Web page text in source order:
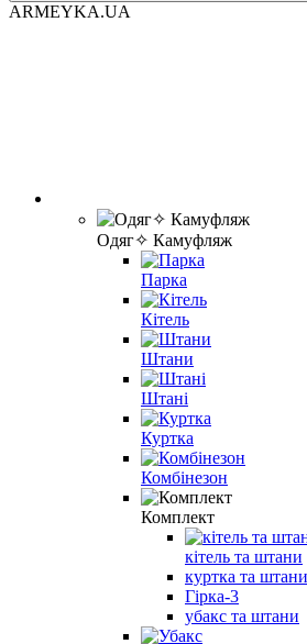
ARMEYKA.UA
Одяг✧ Камуфляж
Парка
Кітель
Штани
Штані
Куртка
Комбінезон
Комплект
кітель та штани
куртка та штани
Гірка-3
убакс та штани